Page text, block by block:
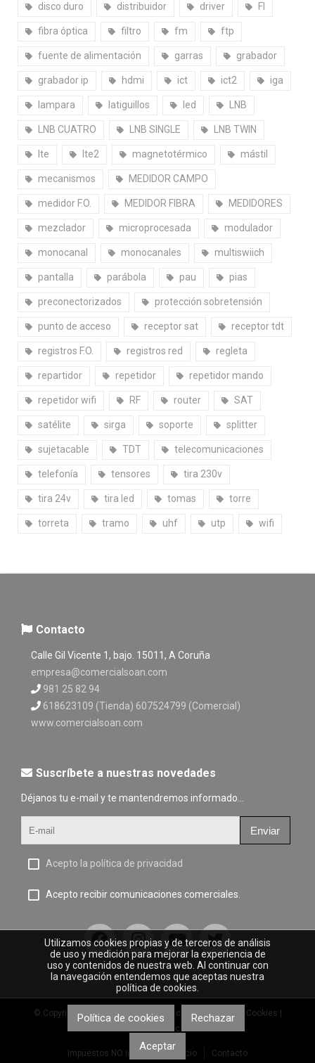
disco duro distribuidor driver FI
fibra óptica filtro fm ftp
fuente de alimentación garras grabador
grabador ip hdmi ict ict2 iga
lampara latiguillos led LNB
LNB CUATRO LNB SINGLE LNB TWIN
lte lte2 magnetotérmico mástil
mecanismos MEDIDOR CAMPO
medidor F.O. MEDIDOR FIBRA MEDIDORES
mezclador microprocesada modulador
monocanal monocanales multiswiich
pantalla parábola pau pias
preconectorizados protección sobretensión
punto de acceso receptor sat receptor tdt
registros F.O. registros red regleta
repartidor repetidor repetidor mando
repetidor wifi RF router SAT
satélite sirga soporte splitter
sujetacable TDT telecomunicaciones
telefonía tensores tira 230v
tira 24v tira led tomas torre
torreta tramo uhf utp wifi
Contacto
Calle Gil Vicente 1, bajo. 15011, A Coruña
empresa@comercialsoan.com
981 25 82 94
618623109 (Tienda) 607524799 (Comercial)
www.comercialsoan.com
Suscríbete a nuestras novedades
Déjanos tu e-mail y te mantendremos informado...
Enviar
Acepto la política de privacidad
Acepto recibir comunicaciones comerciales.
© Copyright 2023 | Aviso legal | Política de privacidad Cookies
Desarrollo web: Comercial Soan, S.L.
Impuestos NO incluidos Inicio Contacto
Utilizamos cookies propias y de terceros de análisis
de uso y medición para mejorar la experiencia de
uso y contenidos de nuestra web. Al continuar con
la navegación entendemos que aceptas nuestra
política de cookies.
Política de cookies Rechazar
Aceptar